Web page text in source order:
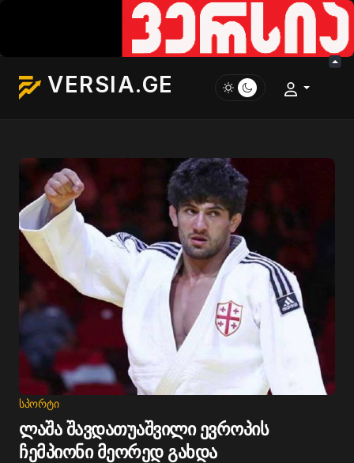
VERSIA.GE
ᲡᲞᲝᲠᲢᲘ
ლაშა შავდათუაშვილი ევროპის
ჩემპიონი მეორედ გახდა